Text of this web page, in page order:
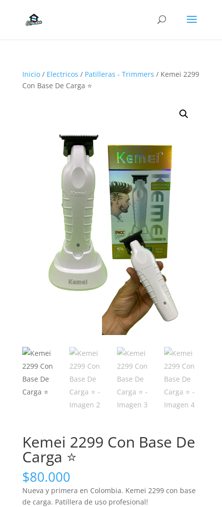
Inicio/ Electricos / Patilleras - Trimmers / Kemei 2299
Con Base De Carga ⭐
Kemei 2299 Con Base De
Carga ⭐
$80.000
Nueva y primera en Colombia. Kemei 2299 con base
de carga. Patillera de uso profesional!